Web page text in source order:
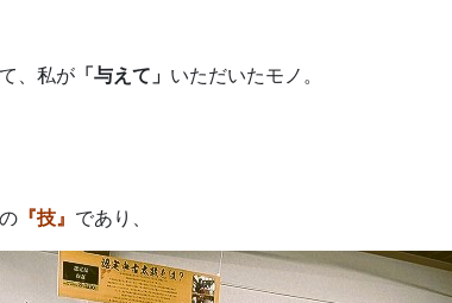
、私が 「与えて」 いただいたモノ。
『技』 であり、